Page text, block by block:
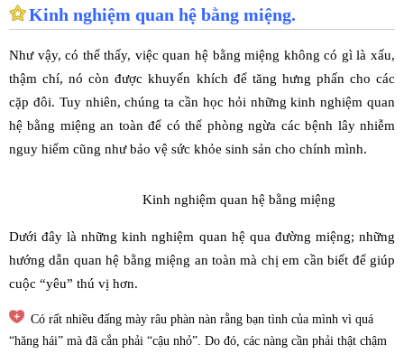
Kinh nghiệm quan hệ bằng miệng.
Như vậy, có thể thấy, việc quan hệ bằng miệng không có gì là xấu,
thậm chí, nó còn được khuyến khích để tăng hưng phấn cho các
cặp đôi. Tuy nhiên, chúng ta cần học hỏi những kinh nghiệm quan
hệ bằng miệng an toàn để có thể phòng ngừa các bệnh lây nhiễm
nguy hiểm cũng như bảo vệ sức khỏe sinh sản cho chính mình.
Kinh nghiệm quan hệ bằng miệng
Dưới đây là những kinh nghiệm quan hệ qua đường miệng; những
hướng dẫn quan hệ bằng miệng an toàn mà chị em cần biết để giúp
cuộc “yêu” thú vị hơn.
Có rất nhiều đấng mày râu phàn nàn rằng bạn tình của mình vì quá
“hăng hái” mà đã cắn phải “cậu nhỏ”. Do đó, các nàng cần phải thật chậm